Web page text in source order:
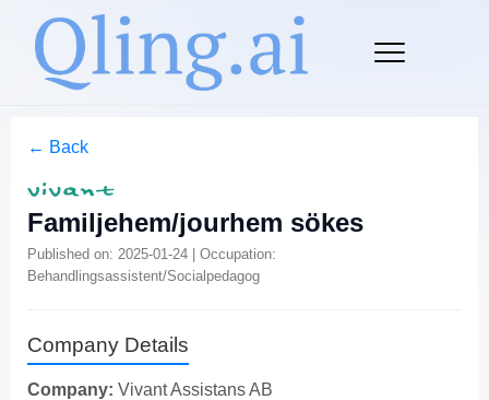
← Back
Familjehem/jourhem sökes
Published on: 2025-01-24 | Occupation:
Behandlingsassistent/Socialpedagog
Company Details
Company: Vivant Assistans AB